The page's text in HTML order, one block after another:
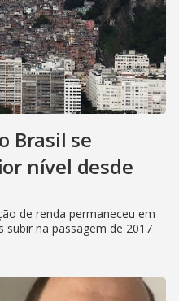
Brasil se
nível desde
de renda permaneceu em
subir na passagem de 2017